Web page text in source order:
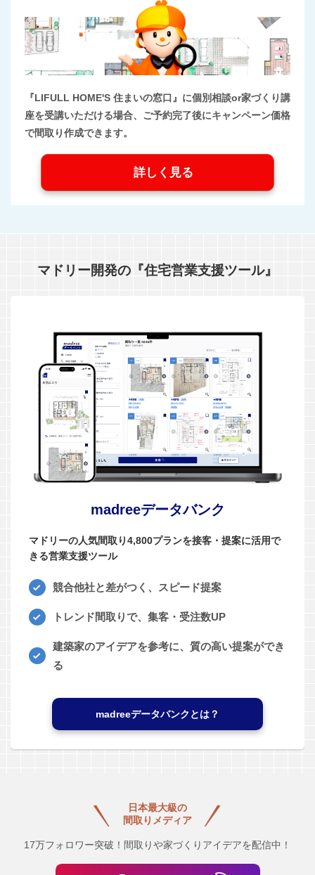
『LIFULL HOME'S 住まいの窓口』に個別相談or家づくり講
座を受講いただける場合、ご予約完了後にキャンペーン価格
で間取り作成できます。
詳しく見る
マドリー開発の『住宅営業支援ツール』
madreeデータバンク
マドリーの人気間取り4,800プランを接客・提案に活用で
きる営業支援ツール
競合他社と差がつく、スピード提案
トレンド間取りで、集客・受注数UP
建築家のアイデアを参考に、質の高い提案ができ
る
madreeデータバンクとは？
日本最大級の
間取りメディア
17万フォロワー突破！間取りや家づくりアイデアを配信中！